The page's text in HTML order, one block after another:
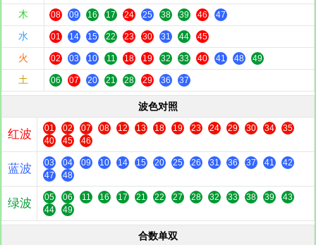
木 08 09 16 17 24 25 38 39 46 47
水 01 14 15 22 23 30 31 44 45
火 02 03 10 11 18 19 32 33 40 41 48 49
土 06 07 20 21 28 29 36 37
波色对照
红波 01 02 07 08 12 13 18 19 23 24 29 30 34
35
40
45 46
蓝波 03 04 09 10 14 15 20 25 26 31 36 37 41
42
47
48
绿波 05 06 11 16 17 21 22 27 28 32 33 38 39
43
44
49
合数单双